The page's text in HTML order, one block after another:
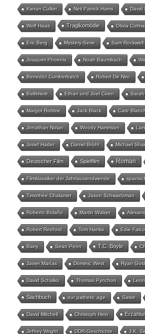
Kieran Culkin Neil Patrick Harris David
Wolf Haas Tragikomödie Olivia
Eric Berg Mystery-Serie Sam Rockwell
Joaquim Phoenix Noah Baumbach
Benedict Cumberbatch Robert De Niro
Baltimore Ethan und Joel Coen
Margot Robbie Jack Black Cate
Jonathan Nolan Woody Harrelson
Josef Hader Daniel Brühl Michael
Deutscher Film Spielfilm Roman
Filmklassiker der Jahrtausendwende
Timothée Chalamet Jason Schwartzman
Roberto Bolaño Martin Walser
Robert Redford Tom Hanks Edie Falco
Barry Sean Penn T.C. Boyle
Javier Marías Dominic West Ryan
David Schalko Thomas Pynchon
Sachbuch our pathetic age Satire
David Mitchell Christoph Hein
Jeffrey Wright DDR-Geschichte J.K.